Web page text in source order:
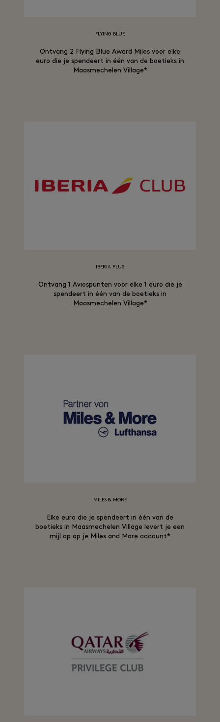
FLYING BLUE
Ontvang 2 Flying Blue Award Miles voor elke
euro die je spendeert in één van de boetieks in
Maasmechelen Village*
IBERIA PLUS
Ontvang 1 Aviospunten voor elke 1 euro die je
spendeert in één van de boetieks in
Maasmechelen Village*
MILES & MORE
Elke euro die je spendeert in één van de
boetieks in Maasmechelen Village levert je een
mijl op op je Miles and More account*